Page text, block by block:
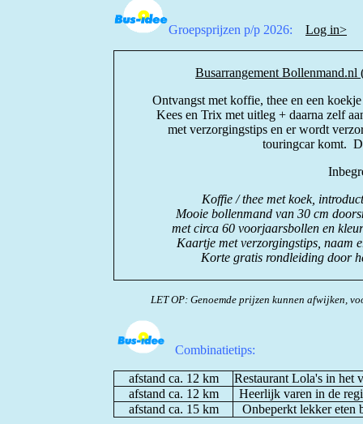
Groepsprijzen p/p 2026: Log in>
Busarrangement Bollenmand.nl
Ontvangst met koffie, thee en een
Kees en Trix met uitleg + daarna zelf
met verzorgingstips en er wordt
touringcar komt.
Koffie / thee met koek,
Mooie bollenmand van 30 cm
met circa 60 voorjaarsbollen en
Kaartje met verzorgingstips, naam
Korte gratis rondleiding door
LET OP: Genoemde prijzen kunnen afwijken,
Combinatietips:
afstand ca. 12 km
Restaurant Lola's in het
afstand ca. 12 km
Heerlijk varen in de
afstand ca. 15 km
Onbeperkt lekker eten